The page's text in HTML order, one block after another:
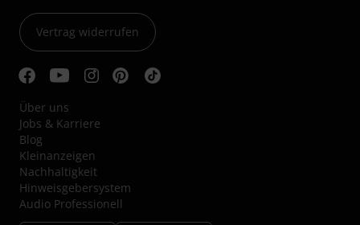
Vertrag widerrufen
Über uns
Jobs & Karriere
Blog
Kleinanzeigen
Nachhaltigkeit
Hinweisgebersystem
Audio Professionell